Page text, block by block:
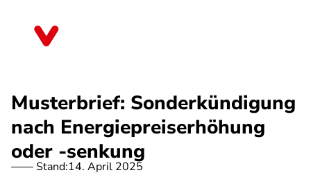
Musterbrief: Sonderkündigung
nach Energiepreiserhöhung
oder -senkung
Stand:14. April 2025